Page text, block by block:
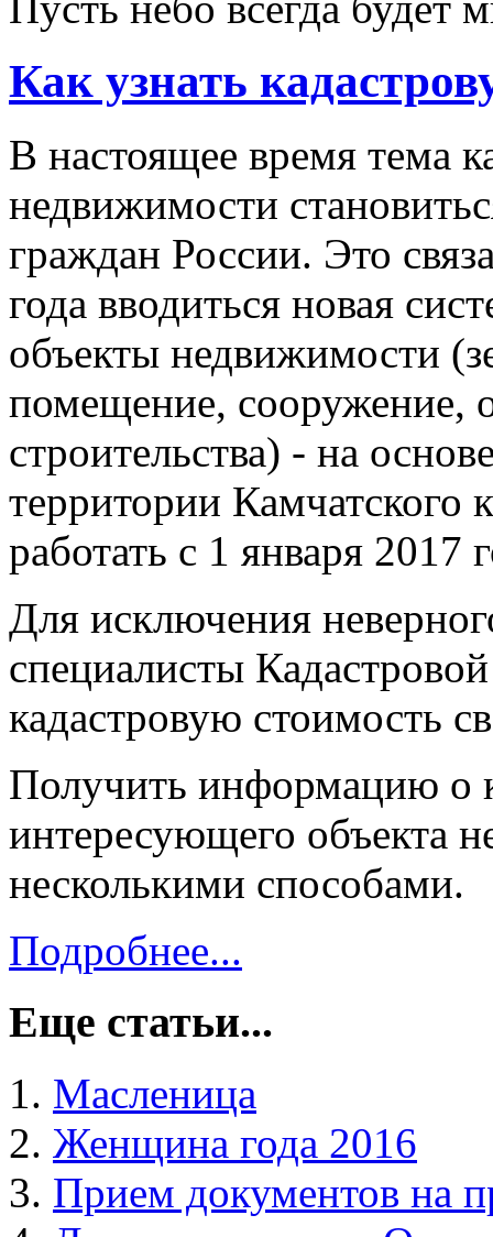
Как узнать
В настоящее время тема
недвижимости
граждан России. Это
года вводиться новая
объекты недвижимости
помещение, сооружение,
строительства) - на
территории Камчатского
работать с 1 января 2017
Для исключения
специалисты
кадастровую стоимость
Получить информацию о
интересующего объекта
несколькими способами.
Подробнее...
Еще статьи...
Масленица
Женщина года 2016
Прием документов на